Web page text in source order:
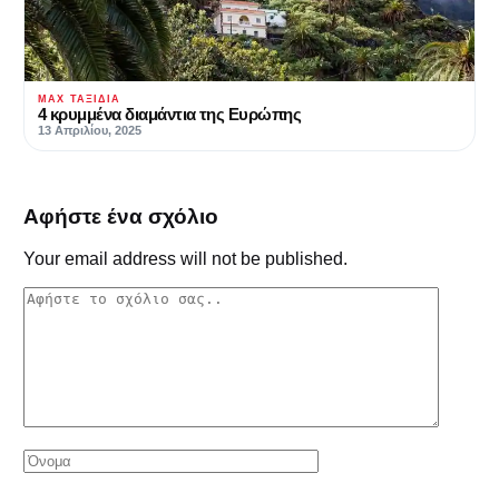
MAX ΤΑΞΊΔΙΑ
4 κρυμμένα διαμάντια της Ευρώπης
13 Απριλίου, 2025
Αφήστε ένα σχόλιο
Your email address will not be published.